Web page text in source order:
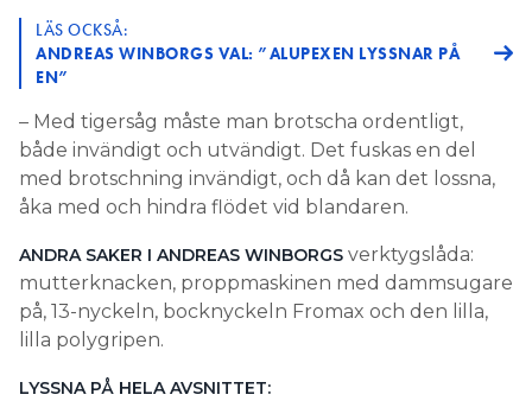
LÄS OCKSÅ:
ANDREAS WINBORGS VAL: ”ALUPEXEN LYSSNAR PÅ
EN”
– Med tigersåg måste man brotscha ordentligt,
både invändigt och utvändigt. Det fuskas en del
med brotschning invändigt, och då kan det lossna,
åka med och hindra flödet vid blandaren.
ANDRA SAKER I ANDREAS WINBORGS verktygslåda:
mutterknacken, proppmaskinen med dammsugare
på, 13-nyckeln, bocknyckeln Fromax och den lilla,
lilla polygripen.
LYSSNA PÅ HELA AVSNITTET: